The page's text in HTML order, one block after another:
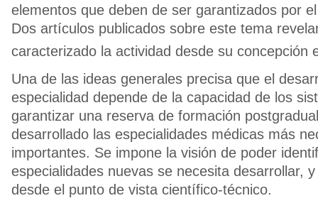
elementos que deben de ser garantizados por
Dos artículos publicados sobre este tema
caracterizado la actividad desde su concepción
Una de las ideas generales precisa que el
especialidad depende de la capacidad de los
garantizar una reserva de formación
desarrollado las especialidades médicas más
importantes. Se impone la visión de poder
especialidades nuevas se necesita desarrollar,
desde el punto de vista científico-técnico.